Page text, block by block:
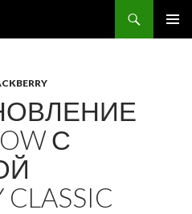
С
CLASSIC